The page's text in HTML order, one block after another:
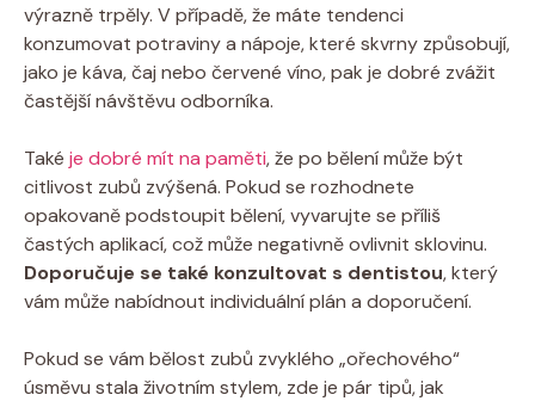
výrazně trpěly. V případě, že máte tendenci
konzumovat potraviny a nápoje, které skvrny způsobují,
jako je káva, čaj nebo červené víno, pak je dobré zvážit
častější návštěvu odborníka.
Také je dobré mít na paměti, že po bělení může být
citlivost zubů zvýšená. Pokud se rozhodnete
opakovaně podstoupit bělení, vyvarujte se příliš
častých aplikací, což může negativně ovlivnit sklovinu.
Doporučuje se také konzultovat s dentistou, který
vám může nabídnout individuální plán a doporučení.
Pokud se vám bělost zubů zvyklého „ořechového“
úsměvu stala životním stylem, zde je pár tipů, jak